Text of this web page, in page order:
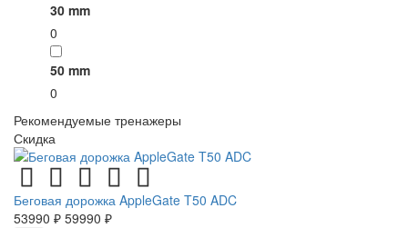
30 mm
0
50 mm
0
Рекомендуемые тренажеры
Скидка
Беговая дорожка AppleGate T50 ADC
53990 ₽ 59990 ₽